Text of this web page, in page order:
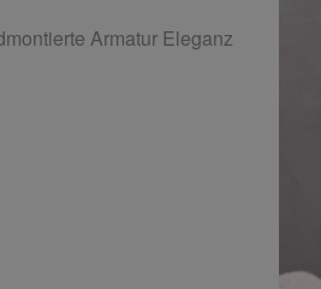
Armatur Eleganz